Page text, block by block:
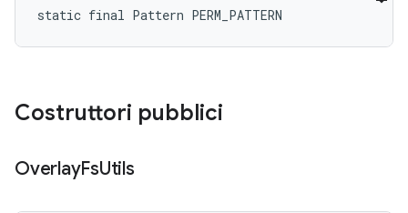
static final Pattern PERM_PATTERN
Costruttori pubblici
OverlayFsUtils